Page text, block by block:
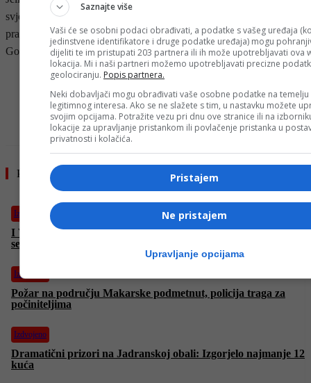
svjetlosnog zagađenja u gradovima te podići svijest o važnosti
pravilnog dizajniranja sistema rasvjete. Sponzor instalacije je Van
Gogh muzej, a postavka će trajati do 20. januara ove godine.
- OGLAS -
Pročitajte još
Izdvojeno
I Vučić iznio svoju prognozu: Nadam se da neće, ali mislim da
se Amerikanci pripremaju za napad
Izdvojeno
Požar na području Makarske podmetnut, policija traga za
počiniteljima
Izdvojeno
Dramatični prizori na Jadranskoj obali: Izgorjelo najmanje 12
kuća
Saznajte više
Vaši će se osobni podaci obrađivati, a podatke s vašeg uređaja
jedinstvene identifikatore i druge podatke uređaja) mogu
dijeliti te im pristupati 203 partnera ili ih može upotrebljavati ova
lokacija. Mi i naši partneri možemo upotrebljavati precizne
geolociranju. Popis partnera.
Neki dobavljači mogu obrađivati vaše osobne podatke na temelju
legitimnog interesa. Ako se ne slažete s tim, u nastavku možete
svojim opcijama. Potražite vezu pri dnu ove stranice ili na
lokacije za upravljanje pristankom ili povlačenje pristanka u
privatnosti i kolačića.
Pristajem
Ne pristajem
Upravljanje opcijama